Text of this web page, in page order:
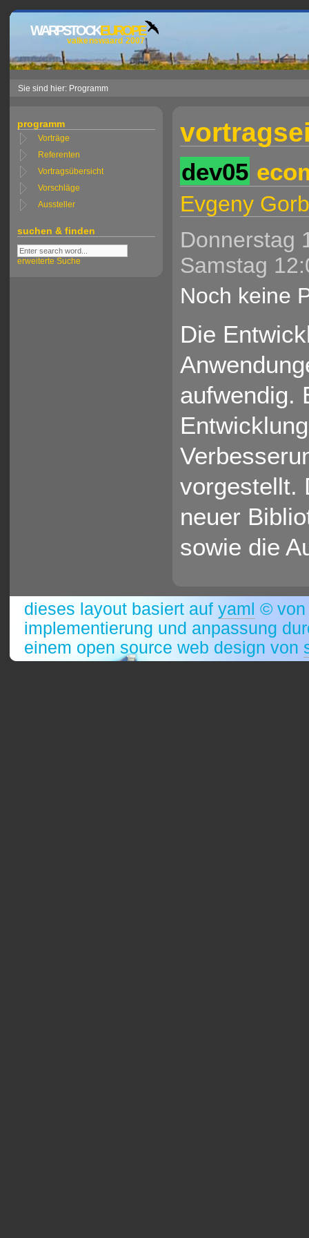
WARPSTOCKEUROPE
valkenswaard 2007
Sie sind hier: Programm
programm
Vorträge
Referenten
Vortragsübersicht
Vorschläge
Aussteller
suchen & finden
erweiterte Suche
dev05
Evgeny
Donnerstag
Samstag
Noch keine
Die
aufwendig.
vorgestellt.
neuer
sowie die
dieses layout basiert auf yaml ©
implementierung und anpassung
einem open source web design von